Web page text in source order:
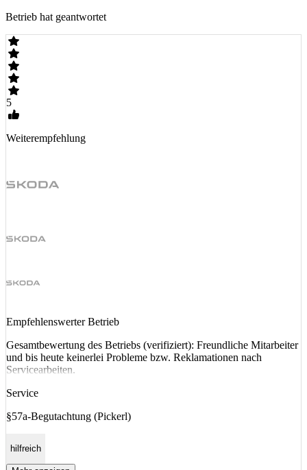
Betrieb hat geantwortet
5
Weiterempfehlung
Empfehlenswerter Betrieb
Gesamtbewertung des Betriebs (verifiziert): Freundliche Mitarbeiter
und bis heute keinerlei Probleme bzw. Reklamationen nach
Servicearbeiten.
Service
§57a-Begutachtung (Pickerl)
hilfreich